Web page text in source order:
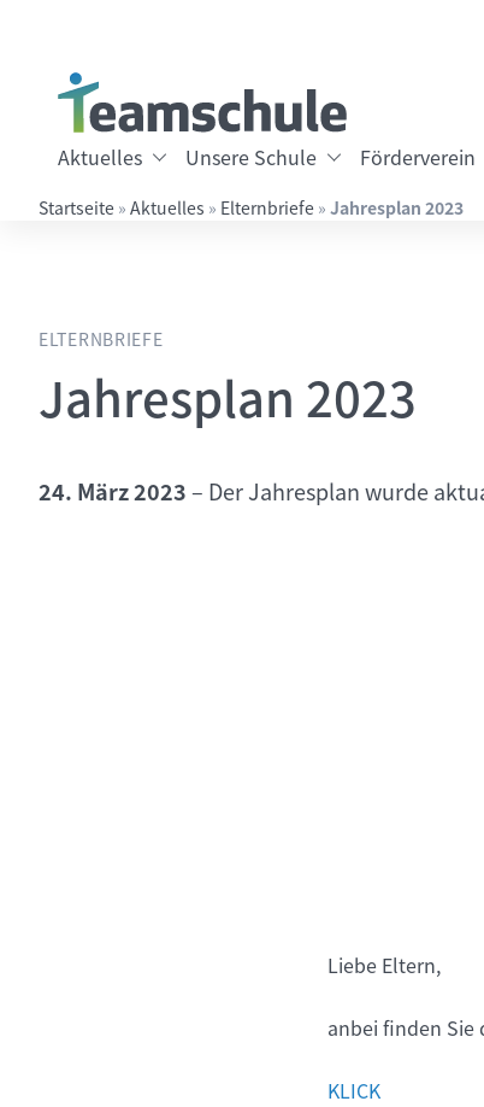
Aktuelles Unsere Schule Förderverein
Startseite » Aktuelles » Elternbriefe » Jahresplan 2023
Jahresplan 2023
ELTERNBRIEFE
24. März 2023– Der Jahresplan wurde
Liebe Eltern,
anbei finden
KLICK